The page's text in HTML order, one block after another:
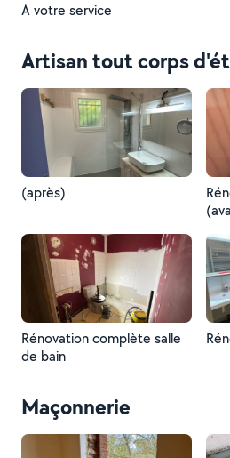
A votre service
Artisan tout corps
(après)
Rénovation complète salle
de bain
Maçonnerie